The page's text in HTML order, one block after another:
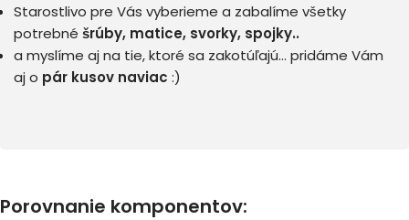
Starostlivo pre Vás vyberieme a zabalíme všetky
potrebné šrúby, matice, svorky, spojky..
a myslíme aj na tie, ktoré sa zakotúľajú… pridáme Vám
aj o pár kusov naviac :)
Porovnanie komponentov: